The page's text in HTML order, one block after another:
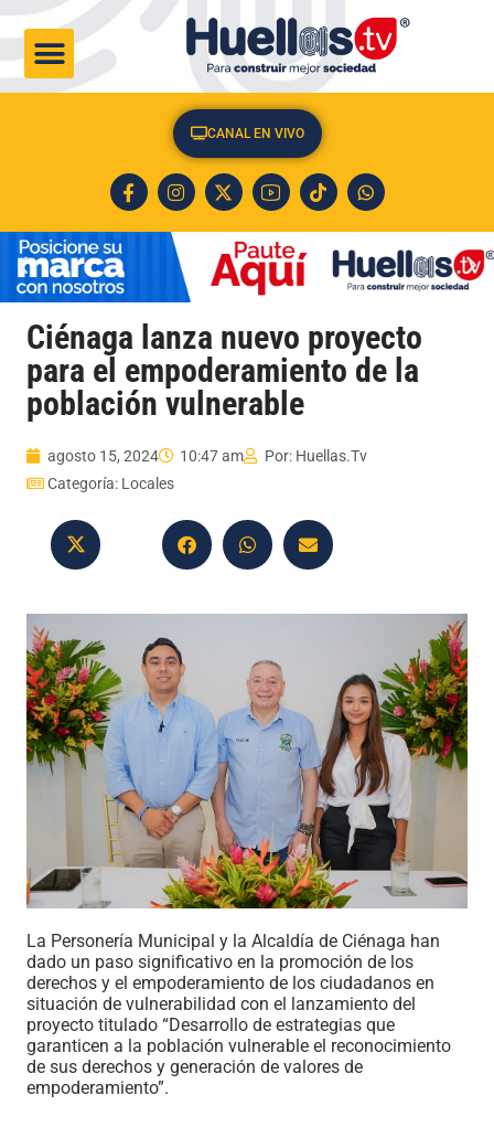
CANAL EN VIVO
Ciénaga lanza nuevo proyecto
para el empoderamiento de la
población vulnerable
agosto 15, 2024 10:47 am Por: Huellas.Tv
Categoría: Locales
La Personería Municipal y la Alcaldía de Ciénaga han
dado un paso significativo en la promoción de los
derechos y el empoderamiento de los ciudadanos en
situación de vulnerabilidad con el lanzamiento del
proyecto titulado “Desarrollo de estrategias que
garanticen a la población vulnerable el reconocimiento
de sus derechos y generación de valores de
empoderamiento”.